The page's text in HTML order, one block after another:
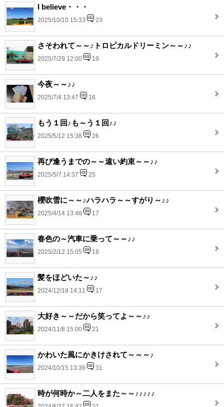
I believe・・・
2025/10/10 15:33 23
さそわれて～～♪トロピカルドリーミン～～♪♪
2025/7/29 12:00 19
今夜～～♪♪
2025/7/4 13:47 16
もう１回♪も～う１回♪♪
2025/5/12 15:38 26
再び逢うまでの～～遠い約束～～♪♪
2025/5/7 14:37 25
櫻吹雪に～～♪ハラハラ～～すがり～♪♪
2025/4/14 13:48 17
春色の～汽車に乗って～～♪♪
2025/2/12 15:05 18
髪をほどいた～♪♪
2024/12/18 14:11 17
大好き～～だから笑ってよ～～♪♪
2024/11/8 15:00 21
かわいた風にかきけされて～～～♪
2024/10/15 13:36 31
時が何時か～二人をまた～～♪♪♪♪♪